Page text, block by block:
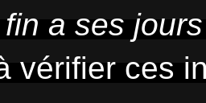
a ses
vérifier ces